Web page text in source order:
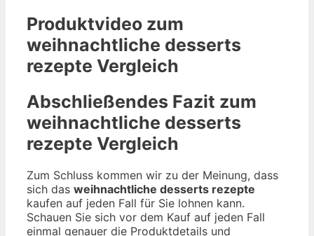
Produktvideo zum
weihnachtliche desserts
rezepte Vergleich
Abschließendes Fazit zum
weihnachtliche desserts
rezepte Vergleich
Zum Schluss kommen wir zu der Meinung, dass
sich das weihnachtliche desserts rezepte
kaufen auf jeden Fall für Sie lohnen kann.
Schauen Sie sich vor dem Kauf auf jeden Fall
einmal genauer die Produktdetails und